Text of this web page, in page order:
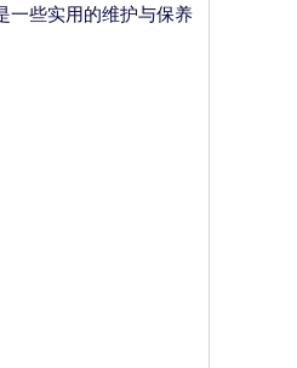
一些实用的维护与保养